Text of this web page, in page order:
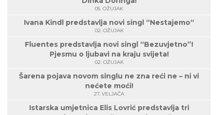
05. OŽUJAK
Ivana Kindl predstavlja novi singl “Nestajemo“
02. OŽUJAK
Fluentes predstavlja novi singl “Bezuvjetno”!
Pjesmu o ljubavi na kraju svijeta!
02. OŽUJAK
Šarena pojava novom singlu ne zna reći ne – ni vi
nećete moći!
27. VELJAČA
Istarska umjetnica Elis Lovrić predstavlja tri